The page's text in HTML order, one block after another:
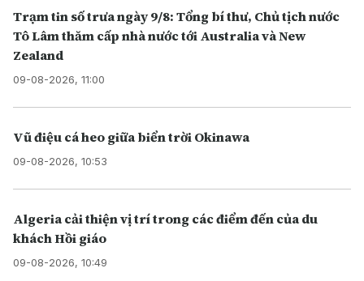
Trạm tin số trưa ngày 9/8: Tổng bí thư, Chủ tịch nước
Tô Lâm thăm cấp nhà nước tới Australia và New
Zealand
09-08-2026, 11:00
Vũ điệu cá heo giữa biển trời Okinawa
09-08-2026, 10:53
Algeria cải thiện vị trí trong các điểm đến của du
khách Hồi giáo
09-08-2026, 10:49